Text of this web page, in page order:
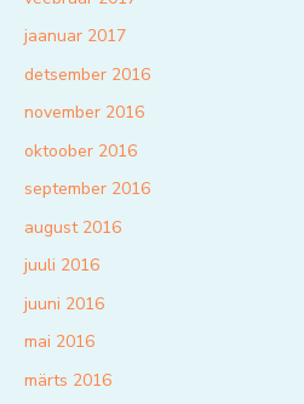
jaanuar 2017
detsember 2016
november 2016
oktoober 2016
september 2016
august 2016
juuli 2016
juuni 2016
mai 2016
märts 2016